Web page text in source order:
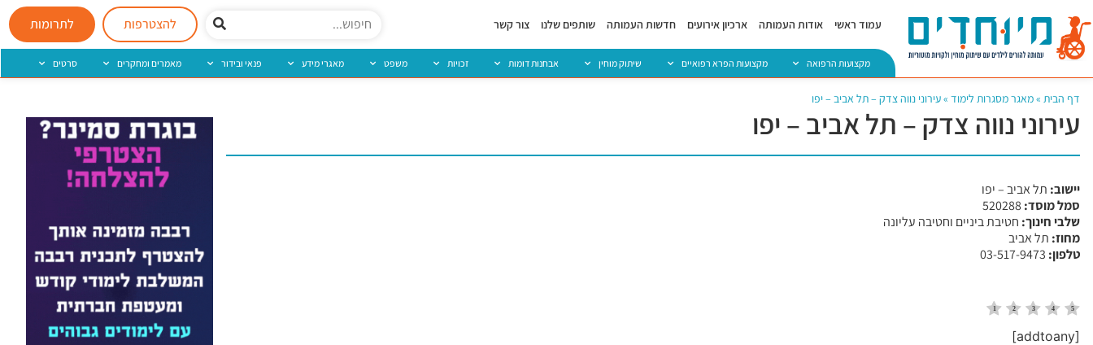
עמוד ראשי אודות העמותה ארכיון אירועים חדשות העמותה שותפים שלנו צור קשר להצטרפות לתרומות
מקצועות הרפואה מקצועות הפרא רפואיים שיתוק מוחין אבחנות דומות זכויות משפט מאגרי מידע פנאי ובידור מאמרים ומחקרים סרטים
דף הבית »מאגר מסגרות לימוד »עירוני נווה צדק – תל אביב – יפו
עירוני נווה צדק – תל אביב – יפו
יישוב: תל אביב – יפו
סמל מוסד:
שלבי חינוך: חטיבת ביניים וחטיבה עליונה
מחוז: תל אביב
טלפון:
[addtoany]